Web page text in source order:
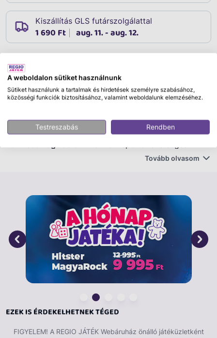
Kiszállítás GLS futárszolgálattal
1 690 Ft aug. 11. - aug. 12.
Leírás
Fontos!Ez a termék többféle színben, mintával vagy
konkrét változat kiválasztására, a termék a
rendelkezésre álló raktárkészletbőlvéletlenszerűen
változatokat szemléltetik, ezért a kiszállított termék
Egyszerre két vízsugár hűsít! A tartályos Duplacsövű
vízipisztoly egy kisebb méretű pisztoly, ami egyszerre
két csövön keresztül árasztja magából a hideg vizet! A
pisztoly tartályát pár mozdulattal le lehet csavarni, a
palackot töltsd fel vízzel, tedd a helyére, és már
kezdődhet is a hűsítő pisztolypárbaj! A Duplacsövű
vízipisztoly mérete: 16 cm. A játékok külön kaphatóak.
Tovább olvasom
EZEK IS ÉRDEKELHETNEK TÉGED
FIGYELEM! A REGIO JÁTÉK Webáruház önálló játéküzletként
A weboldalon sütiket használnunk
Sütiket használunk a tartalmak és hirdetések személyre szabásához,
közösségi funkciók biztosításához, valamint weboldalunk elemzéséhez.
Testreszabás Rendben